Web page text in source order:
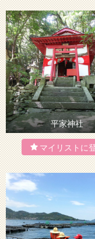
平家神社